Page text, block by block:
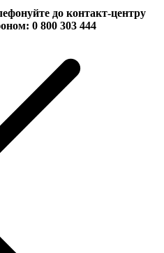
до контакт-центру
0 800 303 444